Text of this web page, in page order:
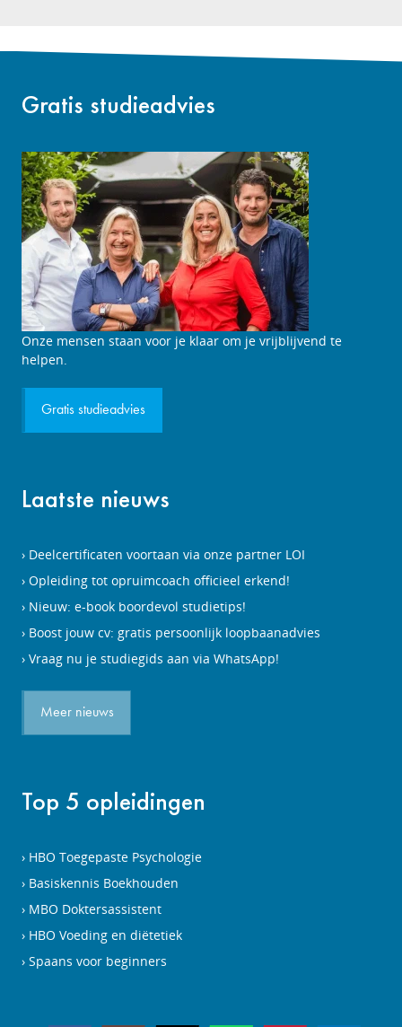
Gratis studieadvies
Studieadviesgesprek
aanvragen
Onze mensen staan voor je klaar om je vrijblijvend te
helpen.
Gratis studieadvies
Laatste nieuws
Deelcertificaten voortaan via onze partner LOI
Opleiding tot opruimcoach officieel erkend!
Nieuw: e-book boordevol studietips!
Boost jouw cv: gratis persoonlijk loopbaanadvies
Vraag nu je studiegids aan via WhatsApp!
Meer nieuws
Top 5 opleidingen
HBO Toegepaste Psychologie
Basiskennis Boekhouden
MBO Doktersassistent
HBO Voeding en diëtetiek
Spaans voor beginners